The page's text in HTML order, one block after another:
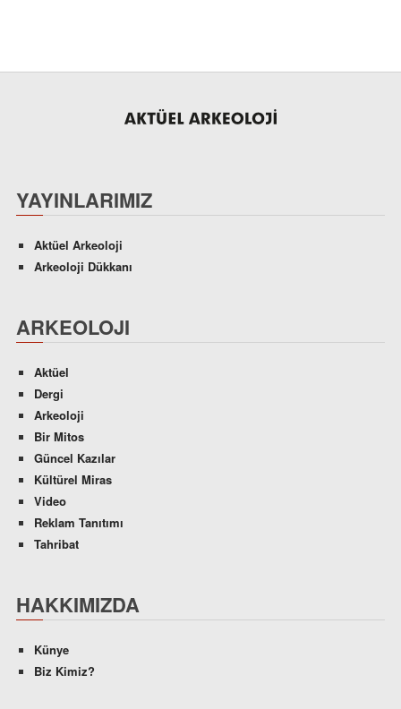
YAYINLARIMIZ
Aktüel Arkeoloji
Arkeoloji Dükkanı
ARKEOLOJI
Aktüel
Dergi
Arkeoloji
Bir Mitos
Güncel Kazılar
Kültürel Miras
Video
Reklam Tanıtımı
Tahribat
HAKKIMIZDA
Künye
Biz Kimiz?